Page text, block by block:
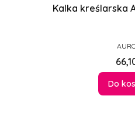
Kalka kreślarska
Do